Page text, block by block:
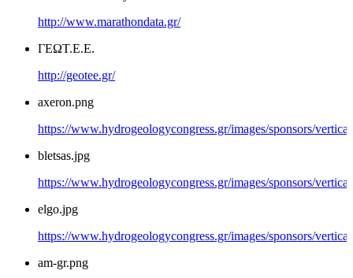
http://www.marathondata.gr/
ΓΕΩΤ.Ε.Ε.
http://geotee.gr/
axeron.png
https://www.hydrogeologycongress.gr/images/sponsors/
bletsas.jpg
https://www.hydrogeologycongress.gr/images/sponsors/
elgo.jpg
https://www.hydrogeologycongress.gr/images/sponsors/
am-gr.png